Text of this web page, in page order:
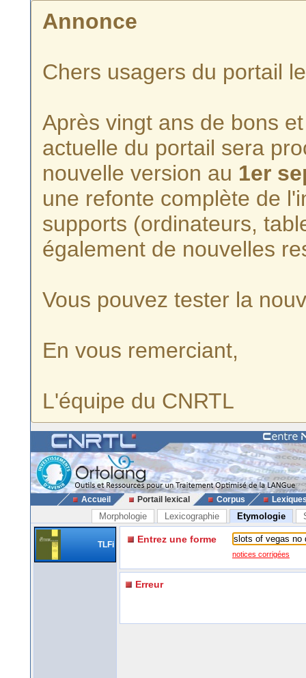
Annonce
Chers usagers du portail
Après vingt ans de bons
actuelle du portail sera
nouvelle version au 1er
une refonte complète de
supports (ordinateurs,
également de nouvelles
Vous pouvez tester la
En vous remerciant,
L'équipe du CNRTL
Accueil Portail lexical Corpus
Morphologie Lexicographie Etymologie
TLFi Entrez une forme
notices corrigées
Erreur